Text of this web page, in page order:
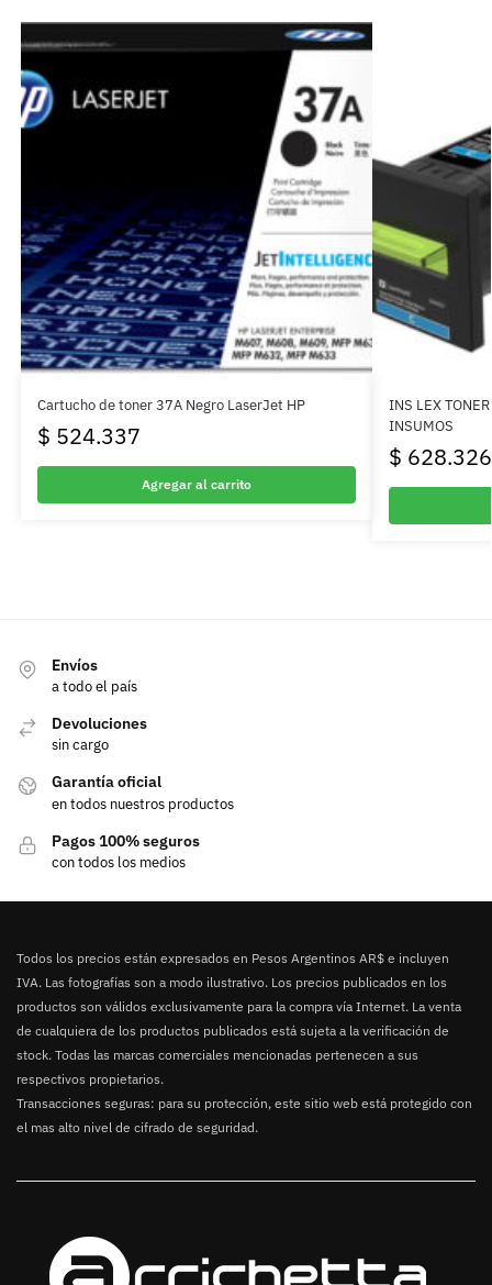
Cartucho de toner 37A Negro LaserJet HP
$ 524.337
Agregar al carrito
INS LEX
INSUMOS
$ 628.326
Envíos
a todo el país
Devoluciones
sin cargo
Garantía oficial
en todos nuestros productos
Pagos 100% seguros
con todos los medios
Todos los precios están expresados en Pesos Argentinos AR$ e incluyen
IVA. Las fotografías son a modo ilustrativo. Los precios publicados en los
productos son válidos exclusivamente para la compra vía Internet. La venta
de cualquiera de los productos publicados está sujeta a la verificación de
stock. Todas las marcas comerciales mencionadas pertenecen a sus
respectivos propietarios.
Transacciones seguras: para su protección, este sitio web está protegido con
el mas alto nivel de cifrado de seguridad.